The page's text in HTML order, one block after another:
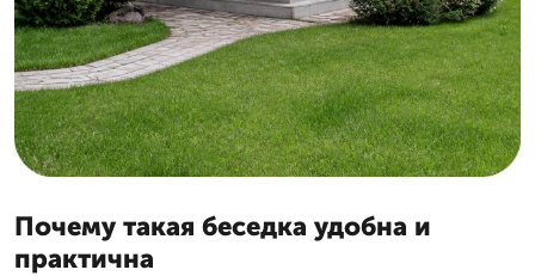
Почему такая беседка удобна и
практична